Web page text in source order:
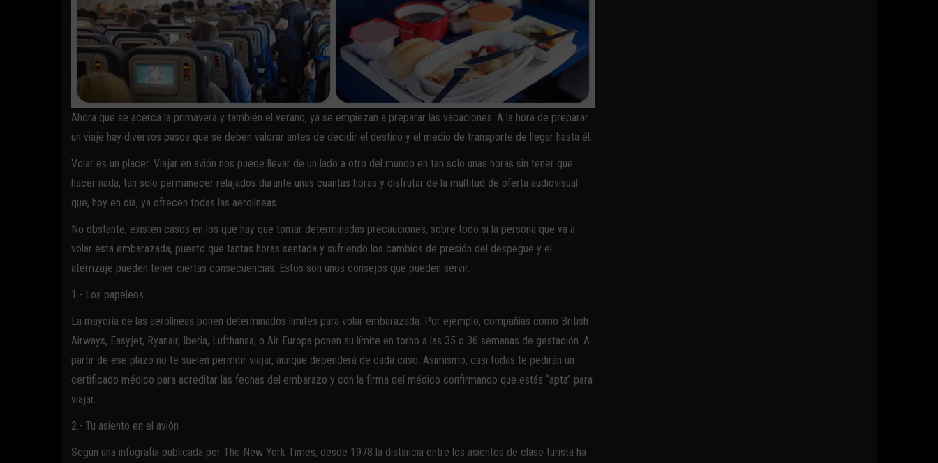
Ahora que se acerca la primavera y también el verano, ya se empiezan a preparar las vacaciones. A la hora de preparar
un viaje hay diversos pasos que se deben valorar antes de decidir el destino y el medio de transporte de llegar hasta él.
Volar es un placer. Viajar en avión nos puede llevar de un lado a otro del mundo en tan solo unas horas sin tener que
hacer nada, tan solo permanecer relajados durante unas cuantas horas y disfrutar de la multitud de oferta audiovisual
que, hoy en día, ya ofrecen todas las aerolíneas.
No obstante, existen casos en los que hay que tomar determinadas precauciones, sobre todo si la persona que va a
volar está embarazada, puesto que tantas horas sentada y sufriendo los cambios de presión del despegue y el
aterrizaje pueden tener ciertas consecuencias. Estos son unos consejos que pueden servir.
1.- Los papeleos
La mayoría de las aerolíneas ponen determinados límites para volar embarazada. Por ejemplo, compañías como British
Airways, Easyjet, Ryanair, Iberia, Lufthansa, o Air Europa ponen su límite en torno a las 35 o 36 semanas de gestación. A
partir de ese plazo no te suelen permitir viajar, aunque dependerá de cada caso. Asimismo, casi todas te pedirán un
certificado médico para acreditar las fechas del embarazo y con la firma del médico confirmando que estás “apta” para
viajar.
2.- Tu asiento en el avión
Según una infografía publicada por The New York Times, desde 1978 la distancia entre los asientos de clase turista ha